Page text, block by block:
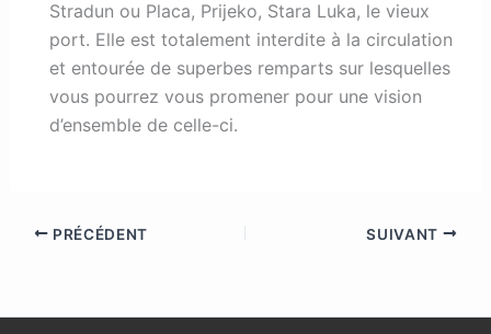
Stradun ou Placa, Prijeko, Stara Luka, le vieux
port. Elle est totalement interdite à la circulation
et entourée de superbes remparts sur lesquelles
vous pourrez vous promener pour une vision
d’ensemble de celle-ci.
PRÉCÉDENT SUIVANT